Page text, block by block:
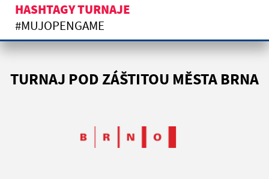
HASHTAGY TURNAJE
#MUJOPENGAME
TURNAJ POD ZÁŠTITOU MĚSTA BRNA